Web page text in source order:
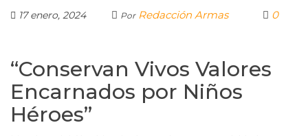
17 enero, 2024
Por Redacción Armas 0
“Conservan Vivos Valores
Encarnados por Niños
Héroes”